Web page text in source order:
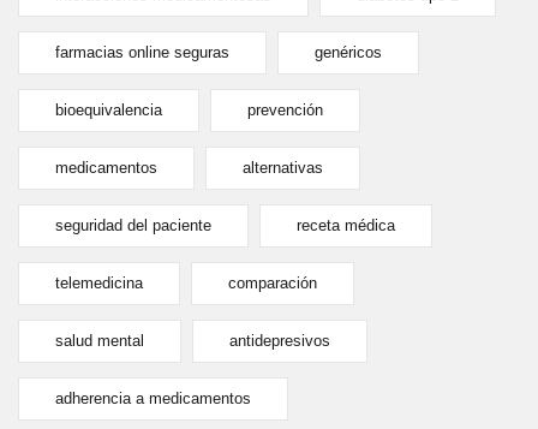
farmacias online seguras genéricos
bioequivalencia prevención
medicamentos alternativas
seguridad del paciente receta médica
telemedicina comparación
salud mental antidepresivos
adherencia a medicamentos